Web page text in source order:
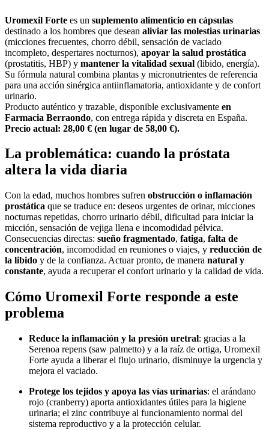
Uromexil Forte es un suplemento alimenticio en cápsulas
destinado a los hombres que desean aliviar las molestias urinarias
(micciones frecuentes, chorro débil, sensación de vaciado
incompleto, despertares nocturnos), apoyar la salud prostática
(prostatitis, HBP) y mantener la vitalidad sexual (libido, energía).
Su fórmula natural combina plantas y micronutrientes de referencia
para una acción sinérgica antiinflamatoria, antioxidante y de confort
urinario.
Producto auténtico y trazable, disponible exclusivamente en
Farmacia Berraondo, con entrega rápida y discreta en España.
Precio actual: 28,00 € (en lugar de 58,00 €).
La problemática: cuando la próstata
altera la vida diaria
Con la edad, muchos hombres sufren obstrucción o inflamación
prostática que se traduce en: deseos urgentes de orinar, micciones
nocturnas repetidas, chorro urinario débil, dificultad para iniciar la
micción, sensación de vejiga llena e incomodidad pélvica.
Consecuencias directas: sueño fragmentado, fatiga, falta de
concentración, incomodidad en reuniones o viajes, y reducción de
la libido y de la confianza. Actuar pronto, de manera natural y
constante, ayuda a recuperar el confort urinario y la calidad de vida.
Cómo Uromexil Forte responde a este
problema
Reduce la inflamación y la presión uretral: gracias a la
Serenoa repens (saw palmetto) y a la raíz de ortiga, Uromexil
Forte ayuda a liberar el flujo urinario, disminuye la urgencia y
mejora el vaciado.
Protege los tejidos y apoya las vías urinarias: el arándano
rojo (cranberry) aporta antioxidantes útiles para la higiene
urinaria; el zinc contribuye al funcionamiento normal del
sistema reproductivo y a la protección celular.